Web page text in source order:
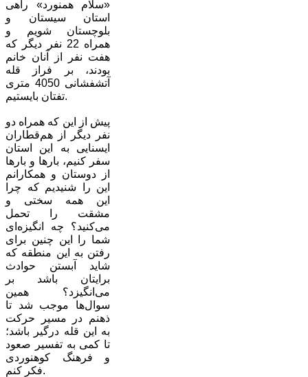
«سلام همنورد» راهی
استان سیستان و
بلوچستان شویم و
همراه 22 نفر دیگر که
هفت نفر از آنان خانم
بودند، بر فراز قله
آتشفشانی 4050 متری
تفتان بایستیم.
پیش از این که همراه دو
نفر دیگر از هم‌قطاران
ایسنایی به این استان
سفر کنیم، بارها و بارها
از دوستان و همکارانم
این را شنیدیم که چرا
این همه سختی و
مشقت را تحمل
می‌کنید؟ چه انگیزه‌ای
شما را این چنین برای
رفتن به این منطقه که
شاید آبستن حوادث
برایتان باشد بر
می‌انگیزد؟ همین
سوال‌ها موجب شد تا
ذهنم در مسیر حرکت
به این قله درگیر باشد؛
تا کمی به تفسیر صعود
و فرهنگ کوهنوردی
فکر کنم.